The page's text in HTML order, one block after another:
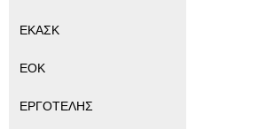
ΕΚΑΣΚ
ΕΟΚ
ΕΡΓΟΤΕΛΗΣ